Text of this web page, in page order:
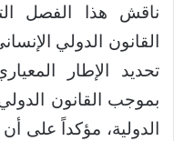
ناقش هذا الفصل
القانون الدولي
تحديد الإطار
بموجب القانون
الدولية، مؤكداً على